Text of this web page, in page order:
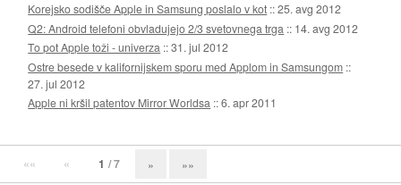
Korejsko sodišče Apple in Samsung poslalo v kot ::25. avg 2012
Q2: Android telefoni obvladujejo 2/3 svetovnega trga :: 14. avg 2012
To pot Apple toži - univerza ::31. jul 2012
Ostre besede v kalifornijskem sporu med Applom in Samsungom ::
27. jul 2012
Apple ni kršil patentov Mirror Worldsa ::6. apr 2011
«« « 1 / 7 » »»